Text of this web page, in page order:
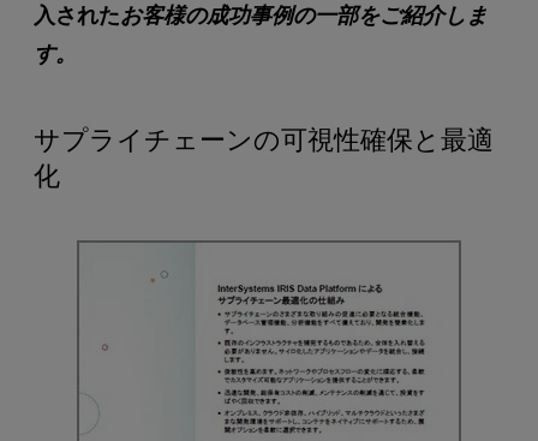
入されたお客様の成功事例の一部をご紹介しま
す。
サプライチェーンの可視性確保と最適
化